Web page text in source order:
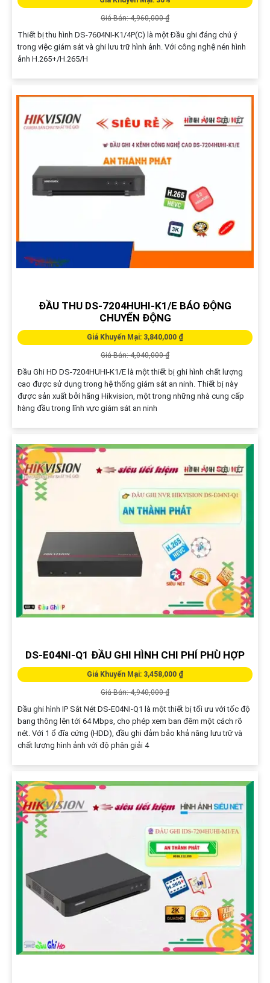
Giá Bán: 4,960,000 ₫
Thiết bị thu hình DS-7604NI-K1/4P(C) là một Đầu ghi đáng chú ý
trong việc giám sát và ghi lưu trữ hình ảnh. Với công nghệ nén hình
ảnh H.265+/H.265/H
ĐẦU THU DS-7204HUHI-K1/E BÁO ĐỘNG
CHUYỂN ĐỘNG
Giá Khuyến Mại: 3,840,000 ₫
Giá Bán: 4,040,000 ₫
Đầu Ghi HD DS-7204HUHI-K1/E là một thiết bị ghi hình chất lượng
cao được sử dụng trong hệ thống giám sát an ninh. Thiết bị này
được sản xuất bởi hãng Hikvision, một trong những nhà cung cấp
hàng đầu trong lĩnh vực giám sát an ninh
DS-E04NI-Q1 ĐẦU GHI HÌNH CHI PHÍ PHÙ HỢP
Giá Khuyến Mại: 3,458,000 ₫
Giá Bán: 4,940,000 ₫
Đầu ghi hình IP Sắt Nét DS-E04NI-Q1 là một thiết bị tối ưu với tốc độ
bang thông lên tới 64 Mbps, cho phép xem ban đêm một cách rõ
nét. Với 1 ổ đĩa cứng (HDD), đầu ghi đảm bảo khả năng lưu trữ và
chất lượng hình ảnh với độ phân giải 4